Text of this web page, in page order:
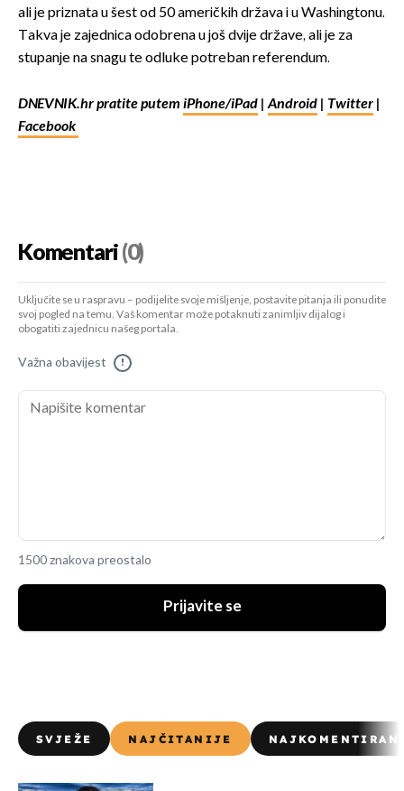
ali je priznata u šest od 50 američkih država i u Washingtonu.
Takva je zajednica odobrena u još dvije države, ali je za
stupanje na snagu te odluke potreban referendum.
DNEVNIK.hr pratite putem iPhone/iPad |Android | Twitter |
Facebook
Komentari(0)
Uključite se u raspravu – podijelite svoje mišljenje, postavite pitanja ili ponudite
svoj pogled na temu. Vaš komentar može potaknuti zanimljiv dijalog i
obogatiti zajednicu našeg portala.
Važna obavijest !
1500 znakova preostalo
Prijavite se
SVJEŽE NAJČITANIJE